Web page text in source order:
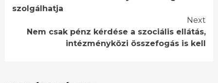
szolgálhatja
Next
Nem csak pénz kérdése a szociális ellátás,
intézményközi összefogás is kell